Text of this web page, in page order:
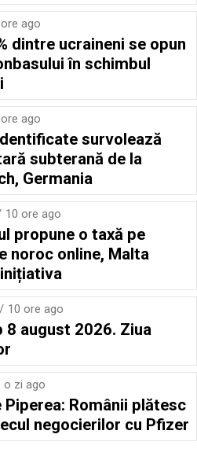
ago
dintre ucraineni se opun
în schimbul
ago
survolează
subterană de la
Germania
10 ore ago
propune o taxă pe
noroc online, Malta
10 ore ago
8 august 2026. Ziua
o zi ago
Piperea: Românii plătesc
negocierilor cu Pfizer